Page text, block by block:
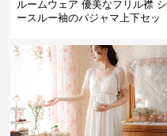
ルームウェア 優美なフリル襟 シ
ースルー袖のパジャマ上下セッ